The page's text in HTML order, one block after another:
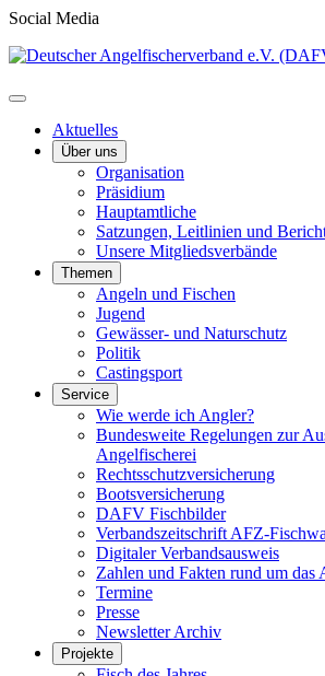
Social Media
Aktuelles
Über uns
Organisation
Präsidium
Hauptamtliche
Satzungen, Leitlinien und
Unsere Mitgliedsverbände
Themen
Angeln und Fischen
Jugend
Gewässer- und Naturschutz
Politik
Castingsport
Service
Wie werde ich Angler?
Bundesweite Regelungen zur
Angelfischerei
Rechtsschutzversicherung
Bootsversicherung
DAFV Fischbilder
Verbandszeitschrift AFZ-
Digitaler Verbandsausweis
Zahlen und Fakten rund um das
Termine
Presse
Newsletter Archiv
Projekte